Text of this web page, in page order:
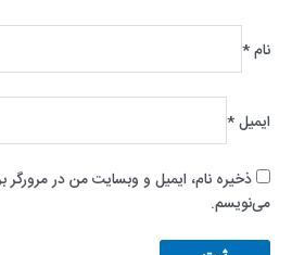
نام*
ایمیل*
ذخیره نام، ایمیل و وبسایت من در مرورگر
می‌نویسم.